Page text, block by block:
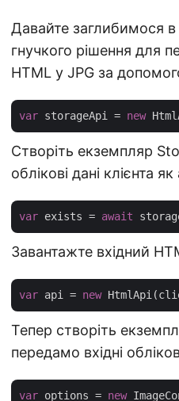
Давайте заглибимося в
гнучкого рішення для
HTML у JPG за
var storageApi = new
Створіть екземпляр
облікові дані клієнта
var exists = await
Завантажте вхідний
var api = new
Тепер створіть
передамо вхідні
var options = new